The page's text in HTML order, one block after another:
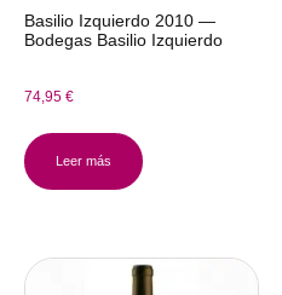
Basilio Izquierdo 2010 —
Bodegas Basilio Izquierdo
74,95 €
Leer más